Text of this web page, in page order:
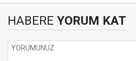
HABERE YORUM KAT